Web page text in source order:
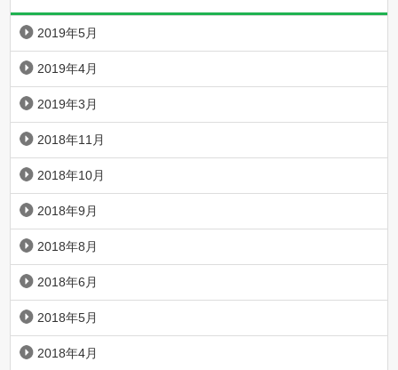
2019年5月
2019年4月
2019年3月
2018年11月
2018年10月
2018年9月
2018年8月
2018年6月
2018年5月
2018年4月